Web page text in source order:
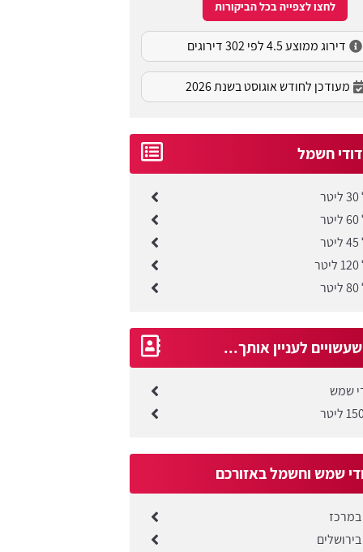
לחצו לצפייה בכל הביקורות
דירוג ממוצע 4.5 לפי 302 דירוגים
מעודכן לחודש אוגוסט בשנת 2026
חשמל
לעניין אותך...
שמש
שמש וחשמל באזורכם